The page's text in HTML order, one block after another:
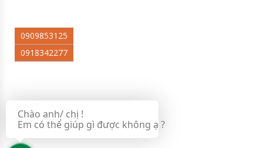
0909853125
0918342277
Chào anh/ chị !
Em có thể giúp gì được không ạ ?